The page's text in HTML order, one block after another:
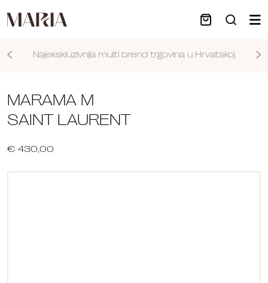
Najekskluzivnija multi brend trgovina u Hrvatskoj
MARAMA M
SAINT LAURENT
€ 430,00